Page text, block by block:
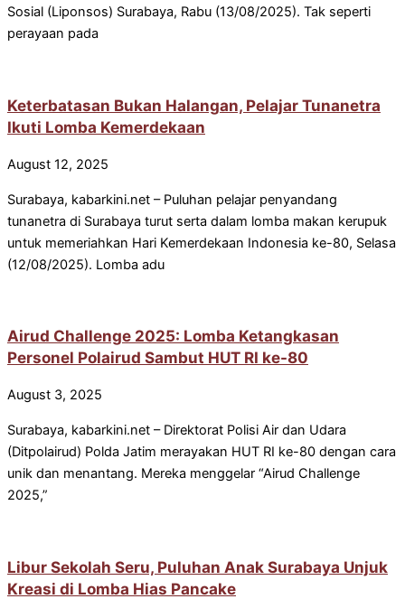
Sosial (Liponsos) Surabaya, Rabu (13/08/2025). Tak seperti
perayaan pada
Keterbatasan Bukan Halangan, Pelajar Tunanetra
Ikuti Lomba Kemerdekaan
August 12, 2025
Surabaya, kabarkini.net – Puluhan pelajar penyandang
tunanetra di Surabaya turut serta dalam lomba makan kerupuk
untuk memeriahkan Hari Kemerdekaan Indonesia ke-80, Selasa
(12/08/2025). Lomba adu
Airud Challenge 2025: Lomba Ketangkasan
Personel Polairud Sambut HUT RI ke-80
August 3, 2025
Surabaya, kabarkini.net – Direktorat Polisi Air dan Udara
(Ditpolairud) Polda Jatim merayakan HUT RI ke-80 dengan cara
unik dan menantang. Mereka menggelar “Airud Challenge
2025,”
Libur Sekolah Seru, Puluhan Anak Surabaya Unjuk
Kreasi di Lomba Hias Pancake